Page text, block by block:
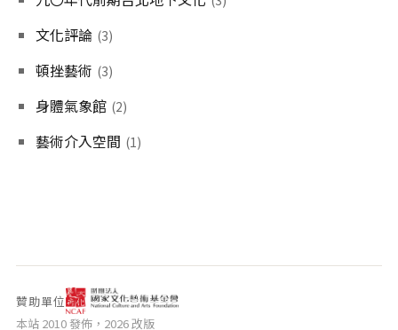
關於本站
團隊成員
出版品
文化評論 (3)
頓挫藝術 (3)
身體氣象館 (2)
藝術介入空間 (1)
贊助單位
本站 2010 發佈，2026 改版